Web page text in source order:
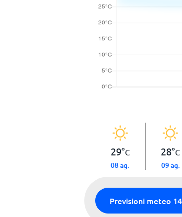
29°C
08 ag.
28°C
09 ag.
Previsioni meteo